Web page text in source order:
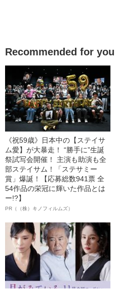
Recommended for you
《祝59歳》日本中の【ステイサ
ム愛】が大暴走！ “勝手に”生誕
祭試写会開催！ 主演も助演も全
部ステイサム！「ステサミー
賞」爆誕！【応募総数941票 全
54作品の栄冠に輝いた作品とは
ー!?】
PR（（株）キノフィルムズ）